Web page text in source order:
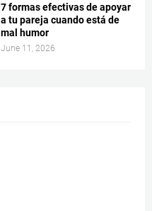
7 formas efectivas de apoyar
a tu pareja cuando está de
mal humor
June 11, 2026